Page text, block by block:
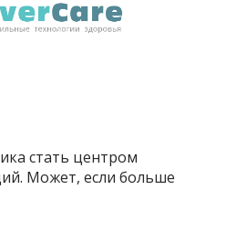
стать центром
Может, если больше